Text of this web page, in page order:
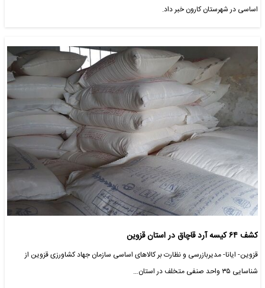
اساسی در شهرستان کارون خبر داد.
کشف ۶۴ کیسه آرد قاچاق در استان قزوین
قزوین- ایانا- مدیربازرسی و نظارت بر کالاهای اساسی سازمان جهاد کشاورزی قزوین از
شناسایی ۳۵ واحد صنفی متخلف در استان…